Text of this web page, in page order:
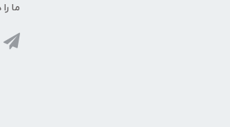
ما